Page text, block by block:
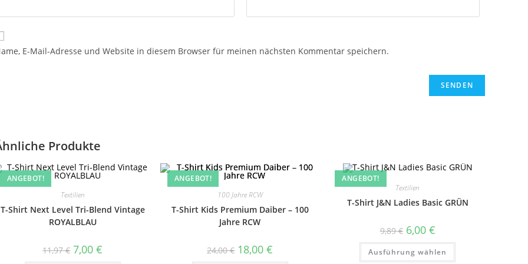
E-Mail-Adresse und Website in diesem Browser für meinen nächsten Kommentar speichern.
Produkte
ANGEBOT!
Textilien
T-Shirt Next Level Tri-Blend Vintage
ROYALBLAU
11,97€ Ursprünglicher
Preis
7,00€
ANGEBOT!
100 Jahre RCW
T-Shirt Kids Premium Daiber – 100
Jahre RCW
24,00€ Ursprünglicher
Preis
18,00€
ANGEBOT!
Textilien
T-Shirt J&N Ladies Basic GRÜN
9,89€ Ursprünglicher
Preis
war:
9,89 €
6,00 €Aktueller
Preis
ist:
6,00 €.
Ausführung wählen
Dieses